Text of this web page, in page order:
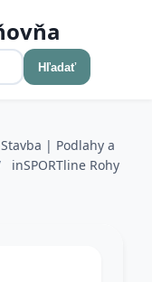
Hľadať
| Podlahy a
inSPORTline Rohy